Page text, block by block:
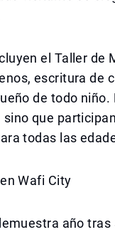
el Taller de
escritura de
de todo
que
todas las
Wafi City
año